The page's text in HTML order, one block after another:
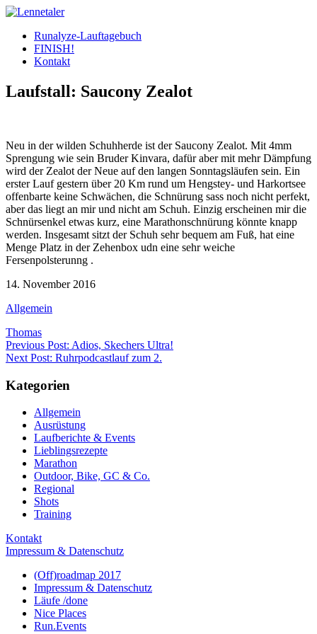
Skip
contentRunalyze-Lauftagebuch
FINISH!
Kontakt
Laufstall: Saucony Zealot
Neu in der wilden Schuhherde ist der Saucony Zealot. Mit 4mm
Sprengung wie sein Bruder Kinvara, dafür aber mit mehr Dämpfung
wird der Zealot der Neue auf den langen Sonntagsläufen sein. Ein
erster Lauf gestern über 20 Km rund um Hengstey- und Harkortsee
offenbarte keine Schwächen, die Schnürung sass noch nicht perfekt,
aber das liegt an mir und nicht am Schuh. Einzig erscheinen mir die
Schnürsenkel etwas kurz, eine Marathonschnürung könnte knapp
werden. Insgesamt sitzt der Schuh sehr bequem am Fuß, hat eine
Menge Platz in der Zehenbox udn eine sehr weiche
Fersenpolsterunng .
14. November 2016
Allgemein
Thomas
Beitragsnavigation
Previous Post: Adios, Skechers Ultra!
Next Post: Ruhrpodcastlauf zum 2.
Kategorien
Allgemein
Ausrüstung
Laufberichte & Events
Lieblingsrezepte
Marathon
Outdoor, Bike, GC & Co.
Regional
Shots
Training
Kontakt
Impressum & Datenschutz
(Off)roadmap 2017
Impressum & Datenschutz
Läufe /done
Nice Places
Run.Events